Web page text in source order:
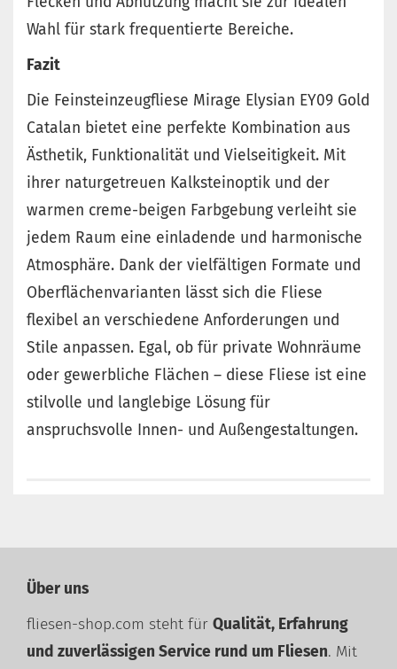
Wahl für stark frequentierte Bereiche.
Fazit
Die Feinsteinzeugfliese Mirage Elysian EY09 Gold
Catalan bietet eine perfekte Kombination aus
Ästhetik, Funktionalität und Vielseitigkeit. Mit
ihrer naturgetreuen Kalksteinoptik und der
warmen creme-beigen Farbgebung verleiht sie
jedem Raum eine einladende und harmonische
Atmosphäre. Dank der vielfältigen Formate und
Oberflächenvarianten lässt sich die Fliese
flexibel an verschiedene Anforderungen und
Stile anpassen. Egal, ob für private Wohnräume
oder gewerbliche Flächen – diese Fliese ist eine
stilvolle und langlebige Lösung für
anspruchsvolle Innen- und Außengestaltungen.
Über uns
fliesen-shop.com steht für Qualität, Erfahrung
und zuverlässigen Service rund um Fliesen. Mit